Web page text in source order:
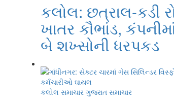
કલોલ: છત્રાલ-કડી
ખાતર કૌભાંડ,
બે શખ્સોની ધરપકડ
કલોલ સમાચાર ગુજરાત સમાચાર